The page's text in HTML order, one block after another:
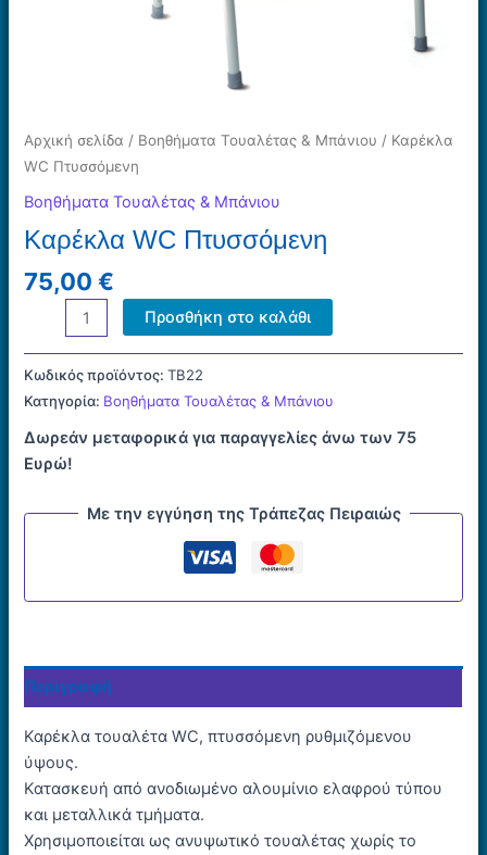
Αρχική σελίδα / Βοηθήματα Τουαλέτας & Μπάνιου / Καρέκλα
WC Πτυσσόμενη
Βοηθήματα Τουαλέτας & Μπάνιου
Καρέκλα WC Πτυσσόμενη
75,00€
Καρέκλα
ποσότητα
Προσθήκη στο καλάθι
Κωδικός προϊόντος:ΤΒ22
Κατηγορία: Βοηθήματα Τουαλέτας & Μπάνιου
Δωρεάν μεταφορικά για παραγγελίες άνω των 75
Ευρώ!
Με την εγγύηση της Τράπεζας Πειραιώς
Περιγραφή
Καρέκλα τουαλέτα WC, πτυσσόμενη ρυθμιζόμενου
ύψους.
Κατασκευή από ανοδιωμένο αλουμίνιο ελαφρού τύπου
και μεταλλικά τμήματα.
Χρησιμοποιείται ως ανυψωτικό τουαλέτας χωρίς το